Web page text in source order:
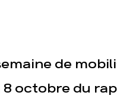
de
octobre du